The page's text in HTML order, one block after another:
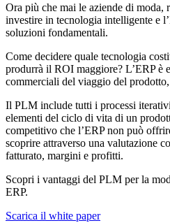
Ora più che mai le aziende di moda,
investire in tecnologia intelligente e
soluzioni fondamentali.
Come decidere quale tecnologia
produrrà il ROI maggiore? L’ERP è
commerciali del viaggio del
Il PLM include tutti i processi
elementi del ciclo di vita di un
competitivo che l’ERP non può
scoprire attraverso una valutazione
fatturato, margini e profitti.
Scopri i vantaggi del PLM per la
ERP.
Scarica il white paper